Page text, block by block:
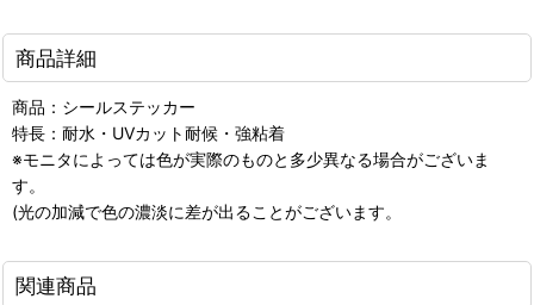
商品詳細
商品：シールステッカー
特長：耐水・UVカット耐候・強粘着
※モニタによっては色が実際のものと多少異なる場合がございま
す。
(光の加減で色の濃淡に差が出ることがございます。
関連商品